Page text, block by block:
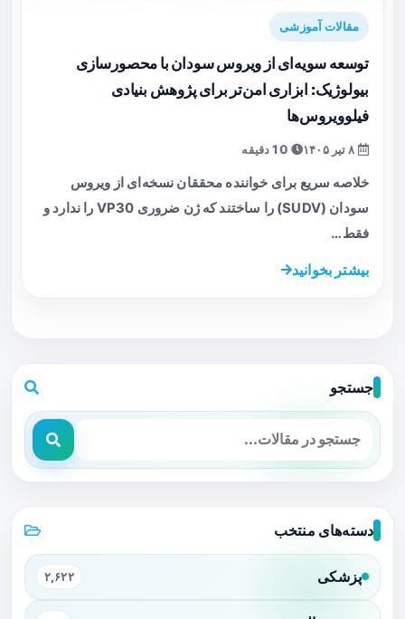
مقالات آموزشی
توسعه سویه‌ای از ویروس سودان با محصورسازی
بیولوژیک: ابزاری امن‌تر برای پژوهش بنیادی
فیلوویروس‌ها
خلاصه سریع برای خواننده محققان نسخه‌ای از ویروس
سودان (SUDV) را ساختند که ژن ضروری VP30 را ندارد و
فقط…
بیشتر بخوانید
جستجو
دسته‌های منتخب
پزشکی ۲,۶۲۲